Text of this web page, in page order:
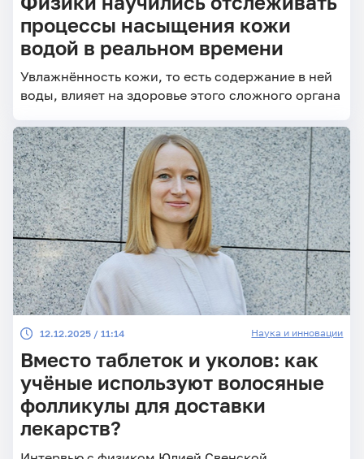
процессы насыщения кожи
водой в реальном времени
Увлажнённость кожи, то есть содержание в ней
воды, влияет на здоровье этого сложного органа
12.12.2025 / 11:14 Наука и инновации
Вместо таблеток и уколов: как
учёные используют волосяные
фолликулы для доставки
лекарств?